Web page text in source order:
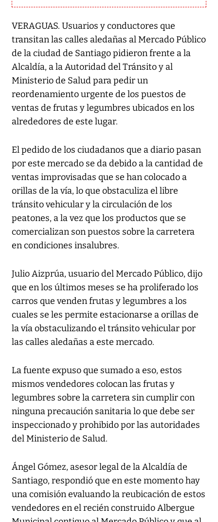
VERAGUAS. Usuarios y conductores que
transitan las calles aledañas al Mercado Público
de la ciudad de Santiago pidieron frente a la
Alcaldía, a la Autoridad del Tránsito y al
Ministerio de Salud para pedir un
reordenamiento urgente de los puestos de
ventas de frutas y legumbres ubicados en los
alrededores de este lugar.
El pedido de los ciudadanos que a diario pasan
por este mercado se da debido a la cantidad de
ventas improvisadas que se han colocado a
orillas de la vía, lo que obstaculiza el libre
tránsito vehicular y la circulación de los
peatones, a la vez que los productos que se
comercializan son puestos sobre la carretera
en condiciones insalubres.
Julio Aizprúa, usuario del Mercado Público, dijo
que en los últimos meses se ha proliferado los
carros que venden frutas y legumbres a los
cuales se les permite estacionarse a orillas de
la vía obstaculizando el tránsito vehicular por
las calles aledañas a este mercado.
La fuente expuso que sumado a eso, estos
mismos vendedores colocan las frutas y
legumbres sobre la carretera sin cumplir con
ninguna precaución sanitaria lo que debe ser
inspeccionado y prohibido por las autoridades
del Ministerio de Salud.
Ángel Gómez, asesor legal de la Alcaldía de
Santiago, respondió que en este momento hay
una comisión evaluando la reubicación de estos
vendedores en el recién construido Albergue